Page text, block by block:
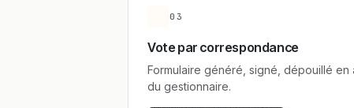
03
Vote par correspondance
Formulaire généré, signé, dépouillé
du gestionnaire.